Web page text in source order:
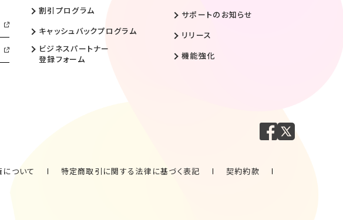
割引プログラム
キャッシュバックプログラム
ビジネスパートナー
登録フォーム
サポートのお知らせ
リリース
機能強化
について 特定商取引に関する法律に基づく表記
契約約款